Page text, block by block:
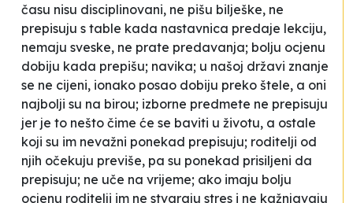
času nisu disciplinovani, ne pišu bilješke, ne
prepisuju s table kada nastavnica predaje lekciju,
nemaju sveske, ne prate predavanja; bolju ocjenu
dobiju kada prepišu; navika; u našoj državi znanje
se ne cijeni, ionako posao dobiju preko štele, a oni
najbolji su na birou; izborne predmete ne prepisuju
jer je to nešto čime će se baviti u životu, a ostale
koji su im nevažni ponekad prepisuju; roditelji od
njih očekuju previše, pa su ponekad prisiljeni da
prepisuju; ne uče na vrijeme; ako imaju bolju
ocjenu roditelji im ne stvaraju stres i ne kažnjavaju